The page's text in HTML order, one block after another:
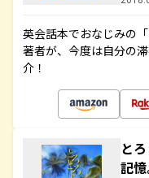
英会話本でおなじみの
著者が、今度は自分の
介！
と
記